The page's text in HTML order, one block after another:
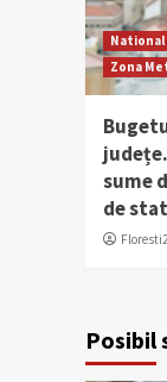
National
Zona
sume
de
Posibil